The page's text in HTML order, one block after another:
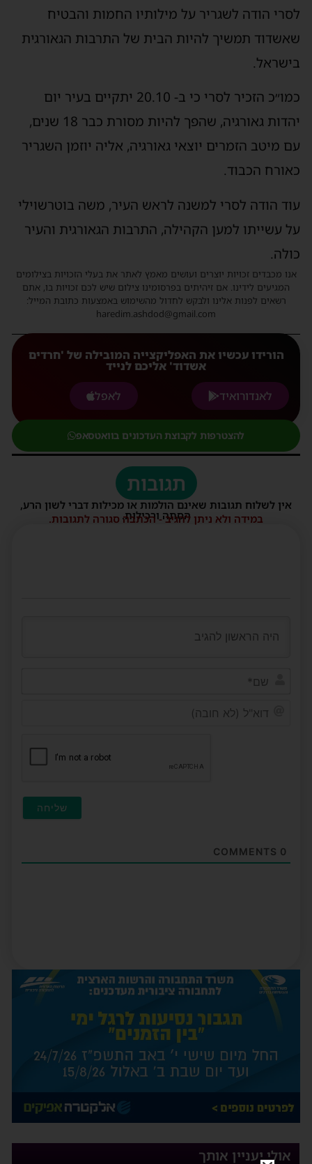
לסרי הודה לשגריר על מילותיו החמות והבטיח
שאשדוד תמשיך להיות הבית של התרבות הגאורגית
בישראל.
כמו״כ הזכיר לסרי כי ב- 20.10 יתקיים בעיר יום
יהדות גאורגיה, שהפך להיות מסורת כבר 18 שנים,
עם מיטב הזמרים יוצאי גאורגיה, אליה יוזמן השגריר
כאורח הכבוד.
עוד הודה לסרי למשנה לראש העיר, משה בוטרשוילי
על עשייתו למען הקהילה, התרבות הגאורגית והעיר
כולה.
אנו מכבדים זכויות יוצרים ועושים מאמץ לאתר את בעלי הזכויות בצילומים
המגיעים לידינו. אם זיהיתים בפרסומינו צילום שיש לכם זכויות בו, אתם
רשאים לפנות אלינו ולבקש לחדול מהשימוש באמצעות כתובת המייל:
haredim.ashdod@gmail.com
הורידו עכשיו את האפליקצייה המובילה של 'חרדים
אשדוד' אליכם לנייד
לאנדורואיד
לאפל
להצטרפות לקבוצת העדכונים בוואטסאפ
תגובות
אין לשלוח תגובות שאינם הולמות או מכילות דברי לשון הרע,
הסתה ורכילות.
במידה ולא ניתן להגיב - הכתבה סגורה לתגובות.
0
אולי יעניין אותך